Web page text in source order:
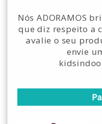
Nós ADORAMOS
que diz respeito a
avalie o seu
envie